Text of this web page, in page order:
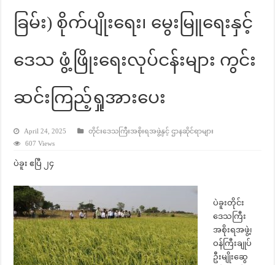
ခြမ်း) စိုက်ပျိုးရေး၊ မွေးမြူရေးနှင့်
ဒေသ ဖွံ့ဖြိုးရေးလုပ်ငန်းများ ကွင်း
ဆင်းကြည့်ရှုအားပေး
April 24, 2025
တိုင်းဒေသကြီးအစိုးရအဖွဲ့နှင့် ဌာနဆိုင်ရာများ
607 Views
ပဲခူး ဧပြီ ၂၄
ပဲခူးတိုင်း
ဒေသကြီး
အစိုးရအဖွဲ့၊
ဝန်ကြီးချုပ်
ဦးမျိုးဆွေ